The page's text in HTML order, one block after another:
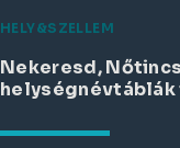
HELY&SZELLEM
Nekeresd,